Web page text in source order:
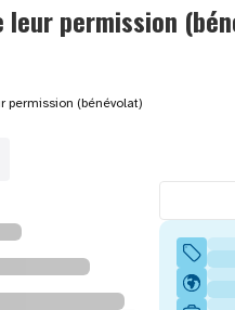
permission
permission (bénévolat)